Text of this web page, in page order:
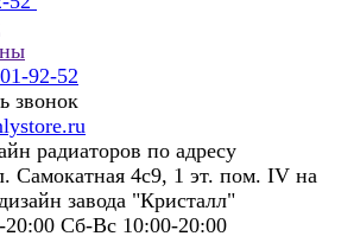
92-52
звонок
радиаторов по адресу
Самокатная 4с9, 1 эт. пом. IV на
завода "Кристалл"
Сб-Вс 10:00-20:00